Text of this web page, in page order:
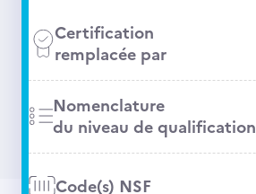
Certification
remplacée par
Nomenclature
du niveau de qualification
Code(s) NSF